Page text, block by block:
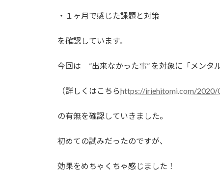
・１ヶ月で感じた課題と対策
を確認しています。
今回は ”出来なかった事” を対象に「メンタ
（詳しくはこちらhttps://iriehitomi.com/
の有無を確認していきました。
初めての試みだったのですが、
効果をめちゃくちゃ感じました！